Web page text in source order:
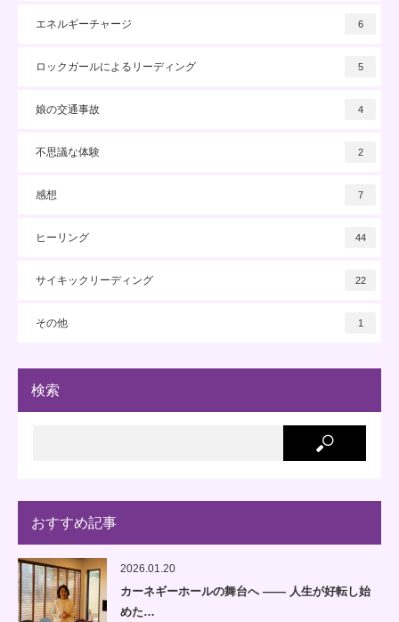
エネルギーチャージ 6
ロックガールによるリーディング 5
娘の交通事故 4
不思議な体験 2
感想 7
ヒーリング 44
サイキックリーディング 22
その他 1
検索
おすすめ記事
2026.01.20
カーネギーホールの舞台へ —— 人生が好転し始
めた…